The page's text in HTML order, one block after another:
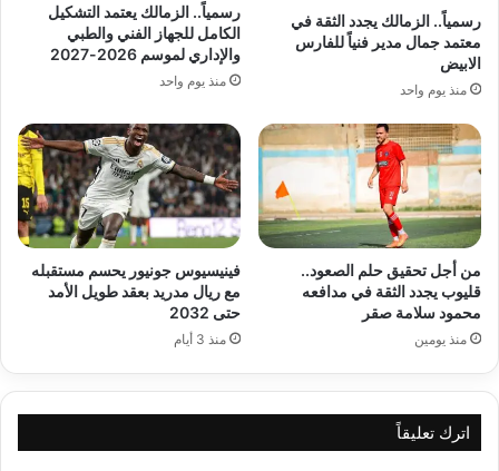
رسمياً.. الزمالك يجدد الثقة في
معتمد جمال مدير فنياً للفارس
الابيض
منذ يوم واحد
رسمياً.. الزمالك يعتمد التشكيل
الكامل للجهاز الفني والطبي
والإداري لموسم 2026-2027
منذ يوم واحد
من أجل تحقيق حلم الصعود..
قليوب يجدد الثقة في مدافعه
محمود سلامة صقر
منذ يومين
فينيسيوس جونيور يحسم مستقبله
مع ريال مدريد بعقد طويل الأمد
حتى 2032
منذ 3 أيام
اترك تعليقاً